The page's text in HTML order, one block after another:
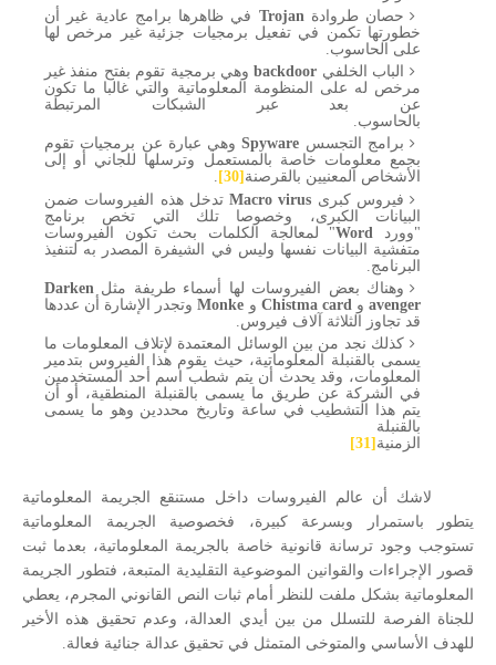
حصان طروادة Trojan في ظاهرها برامج عادية غير أن
خطورتها تكمن في تفعيل برمجيات جزئية غير مرخص لها
على الحاسوب.
الباب الخلفي backdoor وهي برمجية تقوم بفتح منفذ غير
مرخص له على المنظومة المعلوماتية والتي غالبا ما تكون
عن بعد عبر الشبكات المرتبطة
بالحاسوب.
برامج التجسس Spywareوهي عبارة عن برمجيات تقوم
بجمع معلومات خاصة بالمستعمل وترسلها للجاني أو إلى
الأشخاص المعنيين بالقرصنة [30]
فيروس كبرى Macro virusتدخل هذه الفيروسات ضمن
البيانات الكبرى، وخصوصا تلك التي تخص برنامج
"وورد
Word" لمعالجة الكلمات بحث تكون الفيروسات
متفشية البيانات نفسها وليس في الشيفرة المصدر به لتنفيذ
البرنامج.
وهناك بعض الفيروسات لها أسماء طريفة مثل Darken
avengerو Chistma card و Monkeوتجدر الإشارة أن عددها
قد تجاوز الثلاثة آلاف فيروس.
كذلك نجد من بين الوسائل المعتمدة لإتلاف المعلومات ما
يسمى بالقنبلة المعلوماتية، حيث يقوم هذا الفيروس بتدمير
المعلومات، وقد يحدث أن يتم شطب اسم أحد المستخدمين
في الشركة عن طريق ما يسمى بالقنبلة المنطقية، أو أن
يتم هذا التشطيب في ساعة وتاريخ محددين وهو ما يسمى
بالقنبلة
الزمنية [31]
لاشك أن عالم الفيروسات داخل مستنقع الجريمة المعلوماتية
يتطور باستمرار وبسرعة كبيرة، فخصوصية الجريمة المعلوماتية
تستوجب وجود ترسانة قانونية خاصة بالجريمة المعلوماتية، بعدما ثبت
قصور الإجراءات والقوانين الموضوعية التقليدية المتبعة، فتطور الجريمة
المعلوماتية بشكل ملفت للنظر أمام ثبات النص القانوني المجرم، يعطي
للجناة الفرصة للتسلل من بين أيدي العدالة، وعدم تحقيق هذه الأخير
للهدف الأساسي والمتوخى المتمثل في تحقيق عدالة جنائية فعالة.